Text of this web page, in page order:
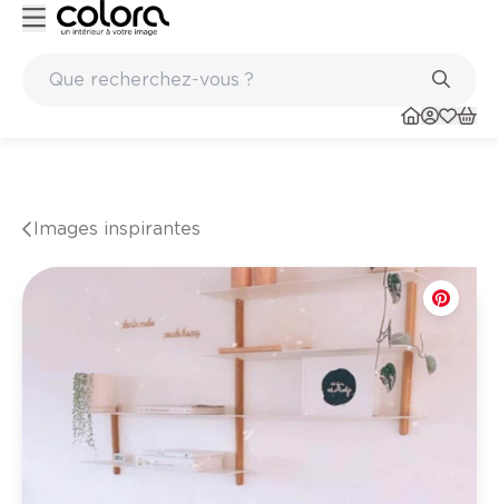
Images inspirantes